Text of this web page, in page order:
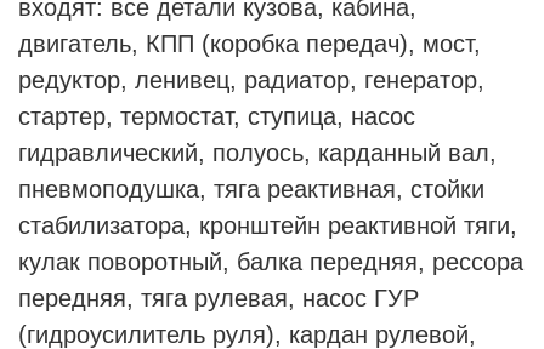
входят: все детали кузова, кабина,
двигатель, КПП (коробка передач), мост,
редуктор, ленивец, радиатор, генератор,
стартер, термостат, ступица, насос
гидравлический, полуось, карданный вал,
пневмоподушка, тяга реактивная, стойки
стабилизатора, кронштейн реактивной тяги,
кулак поворотный, балка передняя, рессора
передняя, тяга рулевая, насос ГУР
(гидроусилитель руля), кардан рулевой,